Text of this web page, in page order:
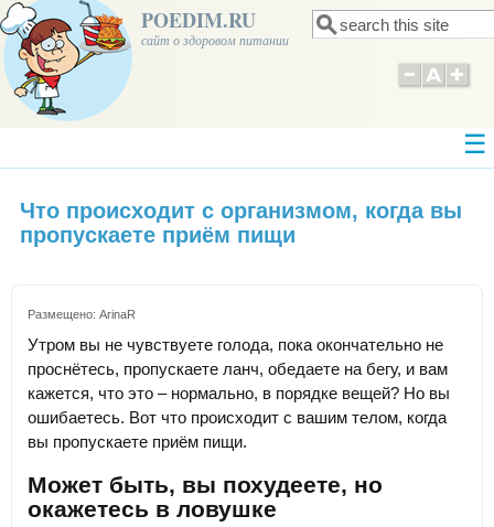
POEDIM.RU
сайт о здоровом питании Форма поиска
Поиск
Что происходит с организмом, когда вы
пропускаете приём пищи
Размещено: ArinaR
Утром вы не чувствуете голода, пока окончательно не
проснётесь, пропускаете ланч, обедаете на бегу, и вам
кажется, что это – нормально, в порядке вещей? Но вы
ошибаетесь. Вот что происходит с вашим телом, когда
вы пропускаете приём пищи.
Может быть, вы похудеете, но
окажетесь в ловушке